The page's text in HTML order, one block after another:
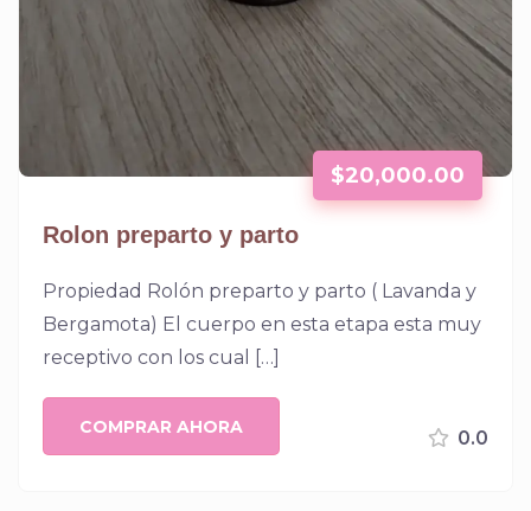
$20,000.00
Rolon preparto y parto
Propiedad Rolón preparto y parto ( Lavanda y
Bergamota) El cuerpo en esta etapa esta muy
receptivo con los cual […]
COMPRAR AHORA 0.0